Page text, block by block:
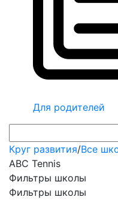
Для родителей
Круг развития/Все
ABC Tennis
Фильтры школы
Фильтры школы